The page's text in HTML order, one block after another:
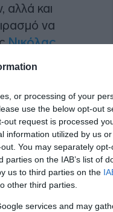
or processing of your
use the below opt-out
request is processed
information utilized by us
You may separately
on the IAB’s list of
us to third parties on the
other third parties.
services and may
αλλά και
να
Νικόλας
λεπτά,